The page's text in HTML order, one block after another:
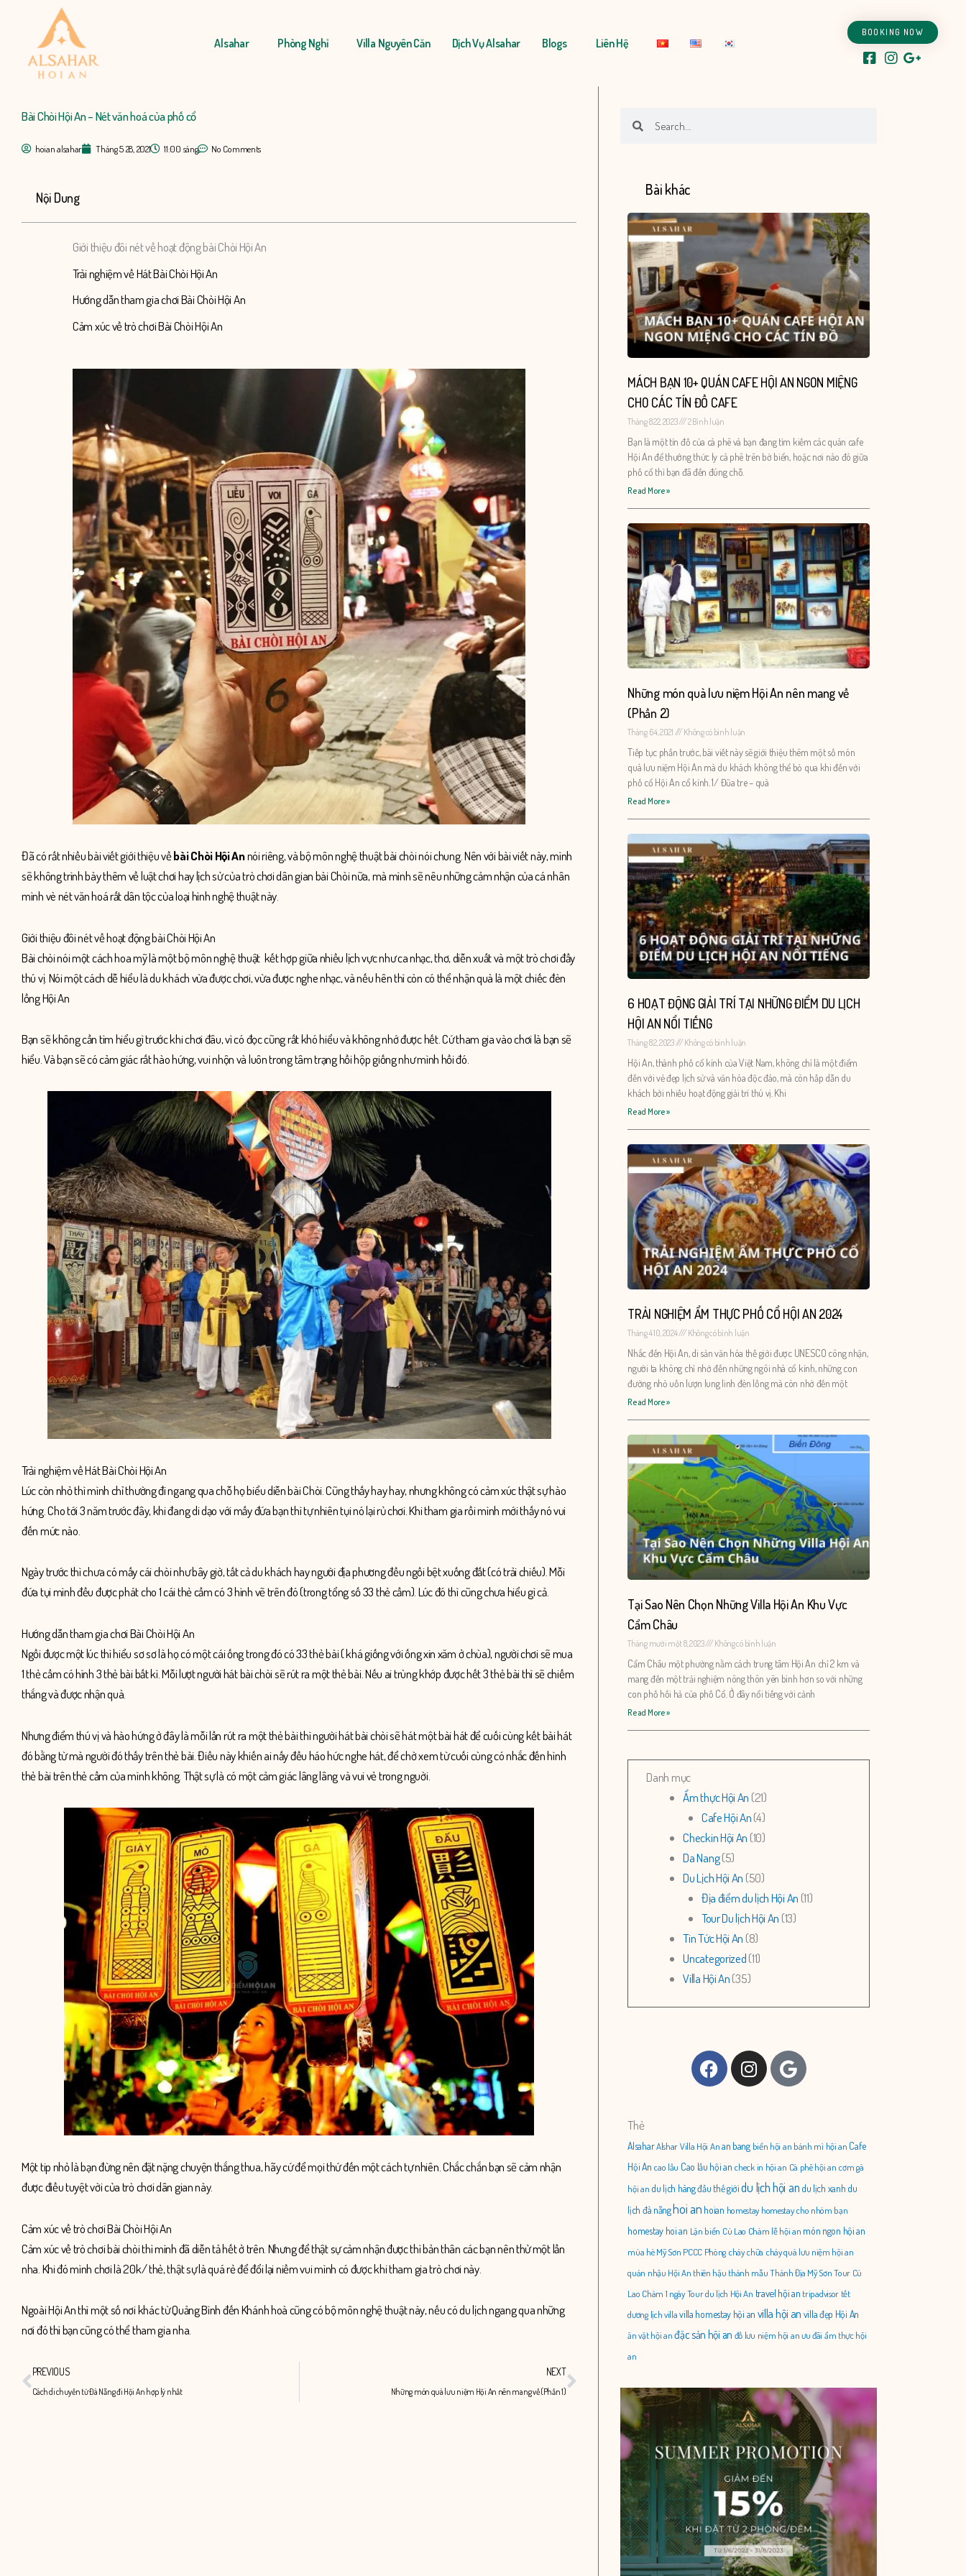
Alsahar Phòng Nghỉ Villa Nguyên Căn Dịch Vụ Alsahar Blogs Liên Hệ
BOOKING NOW
Bài Chòi Hội An – Nét văn hoá của phố cổ
hoian alsahar Tháng 5 28, 2021 11:00 sáng No Comments
Nội Dung
Giới thiệu đôi nét về hoạt động bài Chòi Hội An
Trải nghiệm về Hát Bài Chòi Hội An
Hướng dẫn tham gia chơi Bài Chòi Hội An
Cảm xúc về trò chơi Bài Chòi Hội An
Đã có rất nhiều bài viết giới thiệu vềbài Chòi Hội Annói riêng, và bộ môn nghệ thuật bài chòi nói chung. Nên với bài viết này, mình
sẽ không trình bày thêm về luật chơi hay lịch sử của trò chơi dân gian bài Chòi nữa, mà mình sẽ nêu những cảm nhận của cá nhân
mình vè nét văn hoá rất dân tộc của loại hình nghệ thuật này.
Giới thiệu đôi nét về hoạt động bài Chòi Hội An
Bài chòi nói một cách hoa mỹ là một bộ môn nghệ thuật kết hợp giữa nhiều lịch vực như ca nhạc, thơ, diễn xuất và một trò chơi đầy
thú vị. Nói một cách dễ hiểu là du khách vừa được chơi, vừa được nghe nhạc, và nếu hên thì còn có thể nhận quà là một chiếc đèn
lồng Hội An
Bạn sẽ không cần tìm hiểu gì trước khi chơi đâu, vì có đọc cũng rất khó hiểu và không nhớ được hết. Cứ tham gia vào chơi là bạn sẽ
hiểu. Và bạn sẽ có cảm giác rất hào hứng, vui nhộn và luôn trong tâm trạng hồi hộp giống như mình hồi đó.
Trải nghiệm về Hát Bài Chòi Hội An
Lúc còn nhỏ thì mình chỉ thường đi ngang qua chỗ họ biểu diễn bài Chòi. Cũng thấy hay hay, nhưng không có cảm xúc thật sự hào
hứng. Cho tới 3 năm trước đây, khi đang di dạo với mấy đứa bạn thì tự nhiên tụi nó lại rủ chơi. Khi tham gia rồi mình mới thấy nó vui
đến mức nào.
Ngày trước thì chưa có mấy cái chòi như bây giờ, tất cả du khách hay người địa phương đều ngồi bệt xuống đất (có trải chiếu). Mỗi
đứa tụi mình đều được phát cho 1 cái thẻ cầm có 3 hình vẽ trên đó (trong tổng số 33 thẻ cầm). Lúc đó thì cũng chưa hiểu gì cả.
Hướng dẫn tham gia chơi Bài Chòi Hội An
Ngồi được một lúc thì hiểu sơ sơ là họ có một cái ống trong đó có 33 thẻ bài ( khá giống với ống xin xăm ở chùa), người chơi sẽ mua
1 thẻ cầm có hình 3 thẻ bài bất kì. Mỗi lượt người hát bài chòi sẽ rút ra một thẻ bài. Nếu ai trùng khớp được hết 3 thẻ bài thì sẽ chiếm
thắng và được nhận quà.
Nhưng điểm thú vị và hào hứng ở đây là mỗi lần rút ra một thẻ bài thì người hát bài chòi sẽ hát một bài hát để cuối cùng kết bài hát
đó bằng từ mà người đó thấy trên thẻ bài. Điều này khiến ai nấy đều háo hức nghe hát, để chờ xem từ cuối cùng có nhắc đến hình
thẻ bài trên thẻ cầm của mình không. Thật sự là có một cảm giác lâng lâng và vui vẻ trong nguời.
Một tip nhỏ là bạn đừng nên đặt nặng chuyện thắng thua, hãy cứ để mọi thứ đến một cách tự nhiên. Chắc chắn bạn sẽ cảm nhận
được điều tuyệt vời của trò chơi dân gian này.
Cảm xúc về trò chơi Bài Chòi Hội An
Cảm xúc về trò chơi bài chòi thì mình đã diễn tả hết ở trên. Nhưng để thật sự cảm nhận được thì bản thân các bạn nên thử một lần
nha. Khi đó mình chơi là 20k/ thẻ, thật sự là quá rẻ để đổi lại niềm vui mình có được khi tham gia trò chơi này.
Ngoài Hội An thì một số nơi khác từ Quảng Bình đến Khánh hoà cũng có bộ môn nghệ thuật này, nếu có du lịch ngang qua những
nơi đó thì bạn cũng có thể tham gia nha.
Prev
PREVIOUS
Cách di chuyến từ Đà Nẵng đi Hội An hợp lý nhất
NEXT
Những món quà lưu niệm Hội An nên mang về (Phần 1)
Next
Bài khác
MÁCH BẠN 10+ QUÁN CAFE HỘI AN NGON MIỆNG
CHO CÁC TÍN ĐỒ CAFE
Tháng 8 22, 2023 2 Bình luận
Bạn là một tín đồ của cà phê và bạn đang tìm kiếm các quán cafe
Hội An để thưởng thức ly cà phê trên bờ biển, hoặc nơi nào đó giữa
phố cổ thì bạn đã đến đúng chỗ.
Read More »
Những món quà lưu niệm Hội An nên mang về
(Phần 2)
Tháng 6 4, 2021 Không có bình luận
Tiếp tục phần trước, bài viết này sẽ giới thiệu thêm một số món
quà lưu niệm Hội An mà du khách không thể bỏ qua khi đến với
phố cổ Hội An cổ kính. 1/ Đũa tre – quà
Read More »
6 HOẠT ĐỘNG GIẢI TRÍ TẠI NHỮNG ĐIỂM DU LỊCH
HỘI AN NỔI TIẾNG
Tháng 8 2, 2023 Không có bình luận
Hội An, thành phố cổ kính của Việt Nam, không chỉ là một điểm
đến với vẻ đẹp lịch sử và văn hóa độc đáo, mà còn hấp dẫn du
khách bởi nhiều hoạt động giải trí thú vị. Khi
Read More »
TRẢI NGHIỆM ẨM THỰC PHỐ CỔ HỘI AN 2024
Tháng 4 10, 2024 Không có bình luận
Nhắc đến Hội An, di sản văn hóa thế giới được UNESCO công nhận,
người ta không chỉ nhớ đến những ngôi nhà cổ kính, những con
đường nhỏ uốn lượn lung linh đèn lồng mà còn nhớ đến một
Read More »
Tại Sao Nên Chọn Những Villa Hội An Khu Vực
Cẩm Châu
Tháng mười một 8, 2023 Không có bình luận
Cẩm Châu một phường nằm cách trung tâm Hội An chỉ 2 km và
mang đến một trải nghiệm nông thôn yên bình hơn so với những
con phố hối hả của phố Cổ. Ở đây nổi tiếng với cảnh
Read More »
Danh mục
Ẩm thực Hội An (21)
Cafe Hội An(4)
Checkin Hội An (10)
Da Nang(5)
Du Lịch Hội An (50)
Địa điểm du lịch Hội An (11)
Tour Du lịch Hội An (13)
Tin Tức Hội An (8)
Uncategorized(11)
Villa Hội An(35)
FacebookInstagram
Google
Thẻ
AlsaharAlshar Villa Hội Anan bang biển hội an bánh mì hội an Cafe
Hội An cao lầu Cao lầu hội an check in hội an Cà phê hội an cơm gà
hội an du lịch hàng đầu thế giới du lịch hội an du lịch xanh du
lịch đà nẵnghoi an hoian homestay homestay cho nhóm bạn
homestay hoi an Lặn biển Cù Lao Chàm lễ hội an món ngon hội an
mùa hè Mỹ Sơn PCCC Phòng cháy chữa cháyquà lưu niệm hội an
quán nhậu Hội An thiên hậu thánh mẫu Thánh Địa Mỹ SơnTour Cù
Lao Chàm 1 ngàyTour du lịch Hội An travel hội an tripadvisor tết
dương lịchvilla villa homestay hội an villa hội an villa đẹp Hội An
ăn vặt hội anđặc sản hội an đồ lưu niệm hội anưu đãi ẩm thực hội
an